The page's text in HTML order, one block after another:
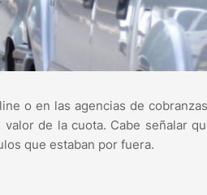
o en las agencias de
de la cuota. Cabe señalar
que estaban por fuera.